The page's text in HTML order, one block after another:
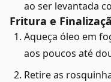
ao ser levantada
Fritura e
Aqueça óleo em
aos poucos até
Retire as